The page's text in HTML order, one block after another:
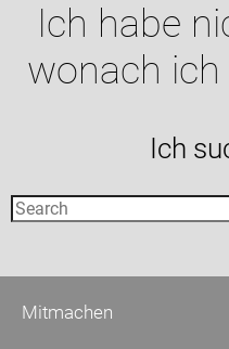
Ich habe
wonach
Ich
Mitmachen